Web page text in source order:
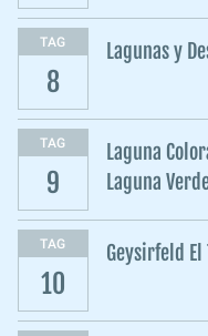
TAG
8
Lagunas y
TAG
9
Laguna
Laguna
TAG
10
Geysirfeld